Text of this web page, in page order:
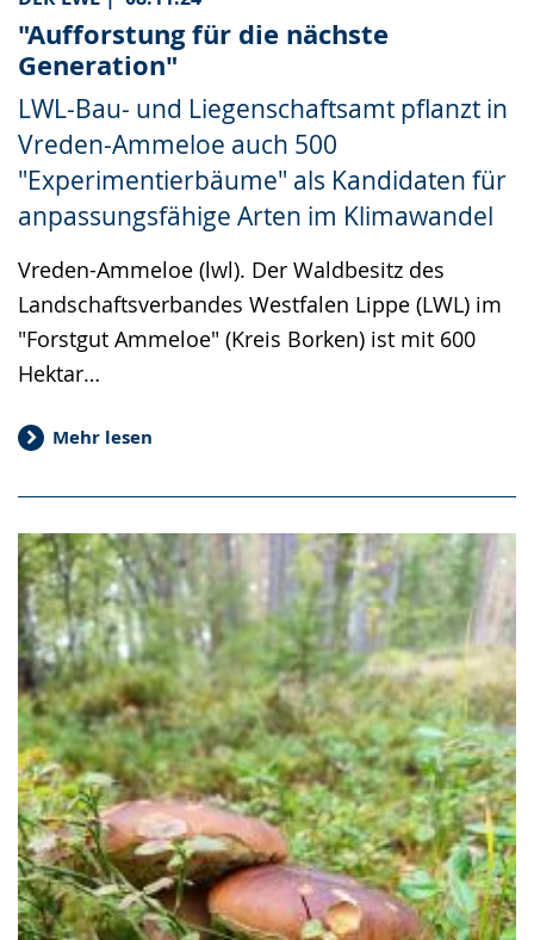
"Aufforstung für die nächste
Generation"
LWL-Bau- und Liegenschaftsamt pflanzt in
Vreden-Ammeloe auch 500
"Experimentierbäume" als Kandidaten für
anpassungsfähige Arten im Klimawandel
Vreden-Ammeloe (lwl). Der Waldbesitz des
Landschaftsverbandes Westfalen Lippe (LWL) im
"Forstgut Ammeloe" (Kreis Borken) ist mit 600
Hektar…
Mehr lesen